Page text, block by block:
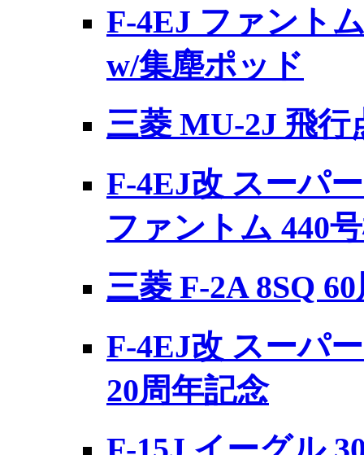
F-4EJ ファント
w/集塵ポッド
三菱 MU-2J 飛行
F-4EJ改 スーパ
ファントム 440
三菱 F-2A 8SQ
F-4EJ改 スーパ
20周年記念